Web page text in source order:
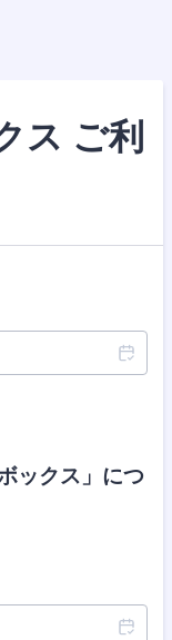
ス ご利
ックス」につ